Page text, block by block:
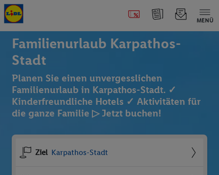
MENÜ
Familienurlaub Karpathos-
Stadt
Planen Sie einen unvergesslichen
Familienurlaub in Karpathos-Stadt. ✓
Kinderfreundliche Hotels ✓ Aktivitäten für
die ganze Familie ▷ Jetzt buchen!
Ziel Karpathos-Stadt